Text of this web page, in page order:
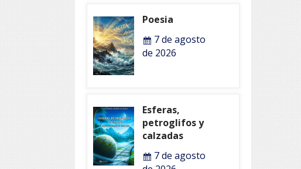
Poesia
7 de agosto
de 2026
Esferas,
petroglifos y
calzadas
7 de agosto